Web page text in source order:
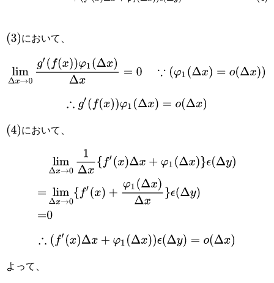
(3) において、
limΔx→0g′( f( x))φ1
∴g′(f( x))φ 1 (Δx)= o(Δ x)
(4) において、
Δx ′( )Δ + φ1 y = limΔ → f′
∴(f′(x) Δx +φ1(Δx))ϵ(Δy)=o(Δx)
よって、